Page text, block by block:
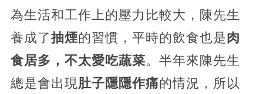
為生活和工作上的壓力比較大，陳先生
養成了抽煙的習慣，平時的飲食也是肉
食居多，不太愛吃蔬菜。半年來陳先生
總是會出現肚子隱隱作痛的情況，所以